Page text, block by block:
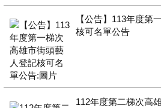
【公告】113年度第
核可名單公告
112年度第二梯次高